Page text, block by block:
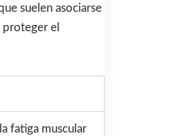
suelen asociarse
el
fatiga muscular